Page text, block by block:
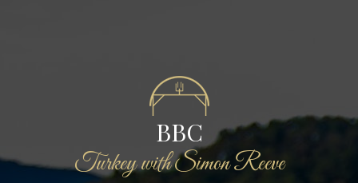
BBC
Turkey with Simon Reeve